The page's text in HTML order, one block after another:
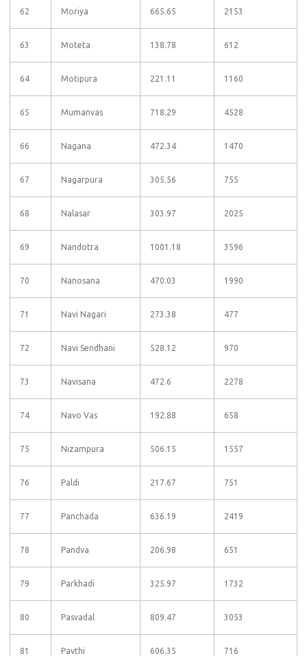
62 Moriya 665.65 2153
63 Moteta 138.78 612
64 Motipura 221.11 1160
65 Mumanvas 718.29 4528
66 Nagana 472.34 1470
67 Nagarpura 305.56 755
68 Nalasar 303.97 2025
69 Nandotra 1001.18 3596
70 Nanosana 470.03 1990
71 Navi Nagari 273.38 477
72 Navi Sendhani 528.12 970
73 Navisana 472.6 2278
74 Navo Vas 192.88 658
75 Nizampura 506.15 1557
76 Paldi 217.67 751
77 Panchada 636.19 2419
78 Pandva 206.98 651
79 Parkhadi 325.97 1732
80 Pasvadal 809.47 3053
81 Pavthi 606.35 716